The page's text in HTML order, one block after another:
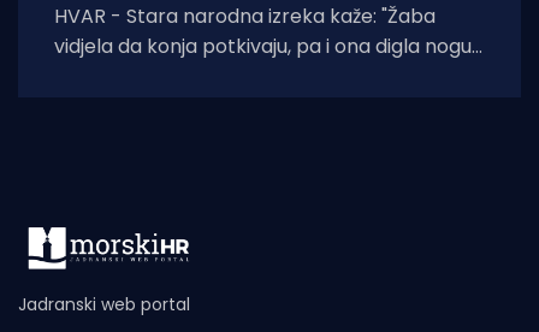
HVAR - Stara narodna izreka kaže: "Žaba
vidjela da konja potkivaju, pa i ona digla nogu."
Jadranski web portal